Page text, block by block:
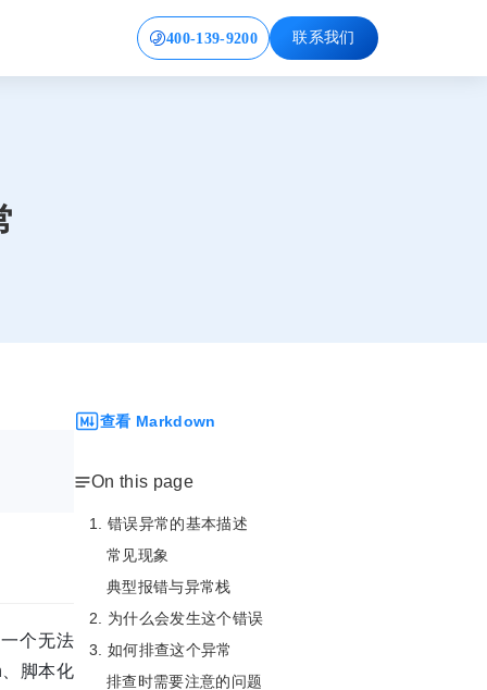
400-139-9200 联系我们
个无法
脚本化
查看 Markdown
On this page
1. 错误异常的基本描述
常见现象
典型报错与异常栈
2. 为什么会发生这个错误
3. 如何排查这个异常
排查时需要注意的问题